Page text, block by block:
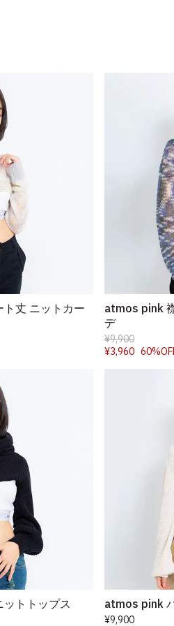
丈 ニットカー
atmos pink
デ
¥9,900
¥3,960
トトップス atmos pink
¥9,900